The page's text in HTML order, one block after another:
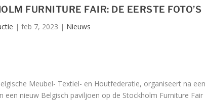
FURNITURE FAIR: DE EERSTE FOTO’S
| feb 7, 2023 | Nieuws
Meubel- Textiel- en Houtfederatie, organiseert na
een nieuw Belgisch paviljoen op de Stockholm Furniture Fair